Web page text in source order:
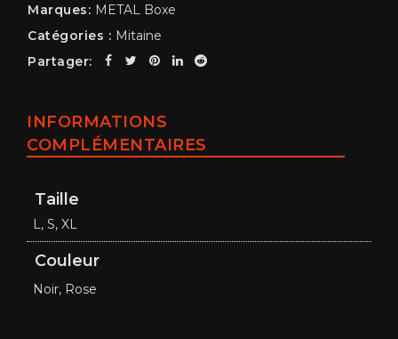
Marques: METAL Boxe
Catégories : Mitaine
Partager:
INFORMATIONS
COMPLÉMENTAIRES
Taille
L, S, XL
Couleur
Noir, Rose